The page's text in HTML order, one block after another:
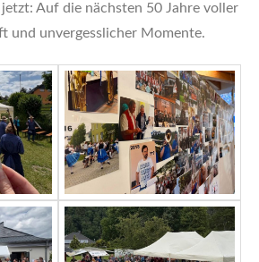
jetzt: Auf die nächsten 50 Jahre voller
und unvergesslicher Momente.